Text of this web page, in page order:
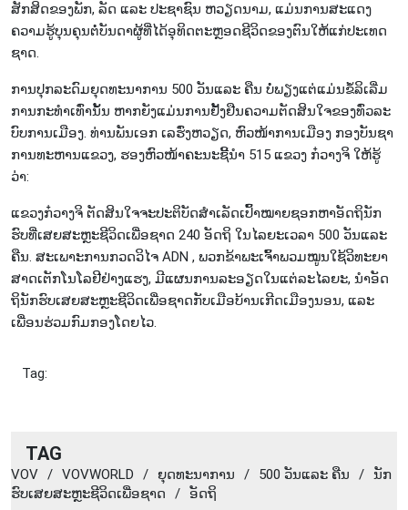
ສັກ​ສິດ​ຂອງ​ພັກ, ລັດ ແລະ ປະ​ຊາ​ຊົນ ຫວຽດ​ນາມ, ແມ່ນ​ການ​ສະ​ແດງ​
ຄວາມ​ຮູ້​ບຸນ​ຄຸນ​ຕໍ່​ບັນ​ດາ​ຜູ້​ທີ່ໄດ້​ອຸ​ທິດ​ຕະຫຼອດ​ຊີ​ວິດ​ຂອງ​ຕົນ​ໃຫ້​ແກ່​ປະ​ເທດ​
ຊາດ.
ການ​ປຸກ​ລະ​ດົມ​ຍຸດ​ທະ​ນາ​ການ 500 ວັນ​ແລະ ຄືນ ບໍ່​ພຽງ​ແຕ່​ແມ່ນ​ຂໍ້​ລິ​ເລີ່ມ​​
ການກະ​ທຳ​ເທົ່າ​ນັ້ນ ຫາກ​ຍັງ​ແມ່ນ​ການ​ຢັ້ງ​ຢືນ​ຄວາມ​ຕັດ​ສິນ​ໃຈ​ຂອງ​ທົ່ວ​ລະ​
ບົບ​ການ​ເມືອງ. ທ່ານ​ພັນ​ເອກ ເລ​ຮົ່ງ​ຫວຽດ, ຫົວ​ໜ້າການ​ເມືອງ ກອງ​ບັນ​ຊາ​
ການ​ທະ​ຫານ​ແຂວງ, ຮອງ​ຫົວ​ໜ້າ​ຄະ​ນະ​ຊີ້​ນຳ 515 ແຂວງ ກ໋​ວາງ​ຈິ ໃຫ້​ຮູ້​
ວ່າ:
ແຂວງ​ກ໋ວາງ​ຈິ ຕັດ​ສິນ​ໃຈ​ຈະ​ປະ​ຕິ​ບັດ​ສຳ​ເລັດ​ເປົ້າ​ໝາຍ​ຊອກ​ຫາ​ອັດ​ຖິນັກ​
ຮົບ​​ທີ່ເສຍ​ສະຫຼະ​ຊີ​ວິດ​ເພື່ອ​ຊາດ 240 ອັດ​ຖິ ໃນ​ໄລ​ຍະ​ເວ​ລາ 500 ວັນ​ແລະ
ຄືນ. ສະ​ເພາະ​ການກວດ​ວິ​ໄຈ ADN , ພວກ​ຂ້າ​ພະ​ເຈົ້າ​ພວມ​ໝູນ​ໃຊ້​ວິ​ທະ​ຍາ​
ສາດ​ເຕັກ​ໂນ​ໂລ​ຢີ​ຢ່າງ​ແຮງ, ມີ​ແຜນ​ການ​ລະ​ອຽດ​ໃນ​ແຕ່​ລະ​ໄລ​ຍະ, ນຳ​ອັດ​
ຖິນັກ​ຮົບ​ເສຍ​ສະຫຼະ​ຊີ​ວິດ​ເພື່ອ​ຊາດ​ກັບ​ເມືອ​ບ້ານ​ເກີດ​ເມືອງນອນ, ແລະ​
ເພື່ອນ​ຮ່ວມ​ກົມ​ກອງ​ໂດຍ​ໄວ.
Tag:
TAG
VOV / VOVWORLD / ​ຍຸດ​ທະ​ນາ​ການ / 500 ວັນ​ແລະ ຄືນ / ນັກ​
ຮົບ​ເສຍ​ສະຫຼະ​ຊີ​ວິດ​ເພື່ອ​ຊາດ
/ ອັດ​ຖິ